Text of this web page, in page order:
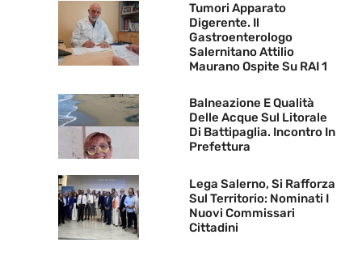
Tumori Apparato
Digerente. Il
Gastroenterologo
Salernitano Attilio
Maurano Ospite Su RAI 1
Balneazione E Qualità
Delle Acque Sul Litorale
Di Battipaglia. Incontro In
Prefettura
Lega Salerno, Si Rafforza
Sul Territorio: Nominati I
Nuovi Commissari
Cittadini